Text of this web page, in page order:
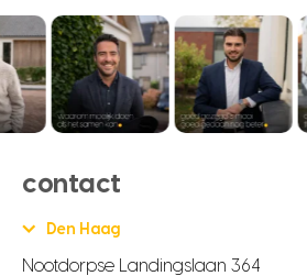
contact
Den Haag
Nootdorpse Landingslaan 364